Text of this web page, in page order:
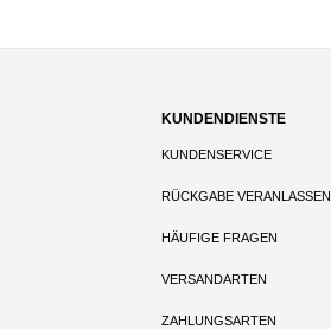
KUNDENDIENSTE
KUNDENSERVICE
RÜCKGABE VERANLASSEN
HÄUFIGE FRAGEN
VERSANDARTEN
ZAHLUNGSARTEN